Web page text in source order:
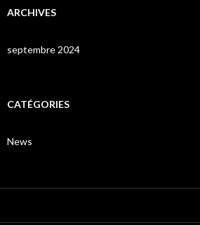
ARCHIVES
septembre 2024
CATÉGORIES
News